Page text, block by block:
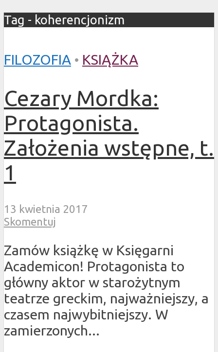
Tag - koherencjonizm
FILOZOFIA • KSIĄŻKA
Cezary Mordka:
Protagonista.
Założenia wstępne, t.
1
13 kwietnia 2017
Skomentuj
Zamów książkę w Księgarni
Academicon! Protagonista to
główny aktor w starożytnym
teatrze greckim, najważniejszy, a
czasem najwybitniejszy. W
zamierzonych...